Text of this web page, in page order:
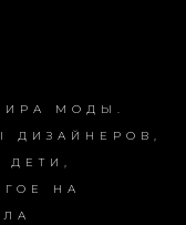
МОДЫ.
ДИЗАЙНЕРОВ,
НА